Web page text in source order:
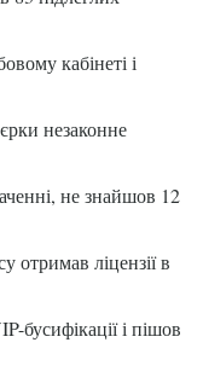
кабінеті і
незаконне
не знайшов 12
отримав ліцензії в
бусифікації і пішов